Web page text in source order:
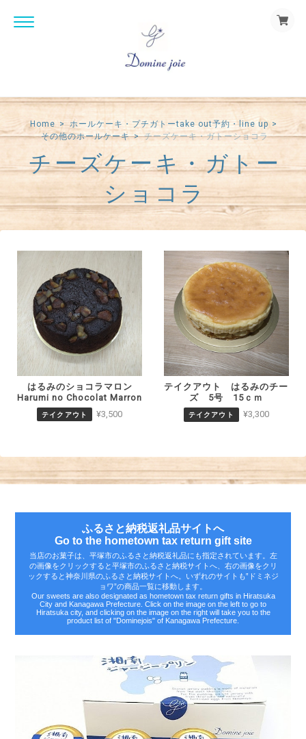
Home
ホールケーキ・プチガトーtake out予約・line up
その他のホールケーキ
チーズケーキ・ガトーショコラ
チーズケーキ・ガトー
ショコラ
はるみのショコラマロン
Harumi no Chocolat Marron
テイクアウト ¥3,500
テイクアウト はるみのチー
ズ 5号 15ｃｍ
テイクアウト ¥3,300
ふるさと納税返礼品サイトへ
Go to the hometown tax return gift site
当店のお菓子は、平塚市のふるさと納税返礼品にも指定されています。左
の画像をクリックすると平塚市のふるさと納税サイトへ、右の画像をクリ
ックすると神奈川県のふるさと納税サイトへ。いずれのサイトも‟ドミネジ
ョワ”の商品一覧に移動します。
Our sweets are also designated as hometown tax return gifts in Hiratsuka
City and Kanagawa Prefecture. Click on the image on the left to go to
Hiratsuka city, and clicking on the image on the right will take you to the
product list of "Dominejois" of Kanagawa Prefecture.